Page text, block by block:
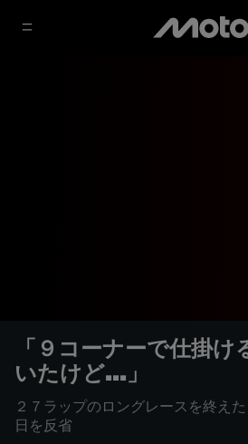
「９コーナーで仕掛け
いたけど...」
２７ラップのロングレースを終え
日を反省